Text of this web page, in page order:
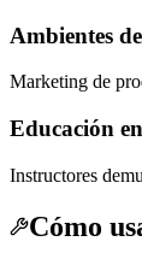
Ambientes
Marketing de
Educación
Instructores
Cómo